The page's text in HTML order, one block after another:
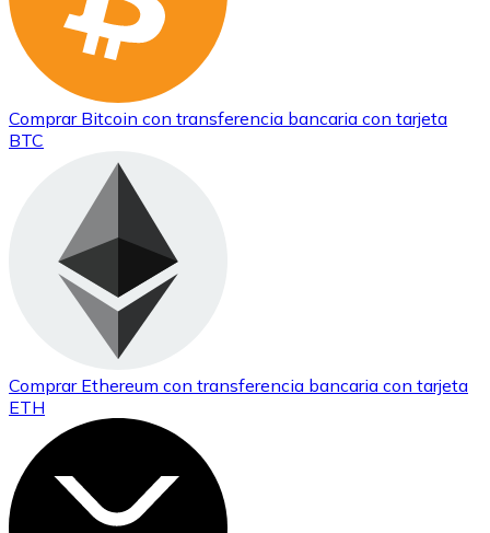
Comprar Bitcoin con transferencia bancaria con tarjeta
BTC
Comprar Ethereum con transferencia bancaria con tarjeta
ETH